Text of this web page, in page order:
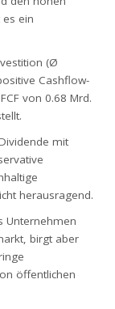
ein
(Ø
Cashflow-
von 0.68 Mrd.
mit
herausragend.
Unternehmen
birgt aber
öffentlichen